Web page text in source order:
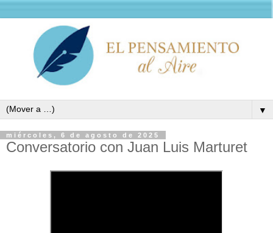
▼
miércoles, 6 de agosto de 2025
Conversatorio con Juan Luis Marturet